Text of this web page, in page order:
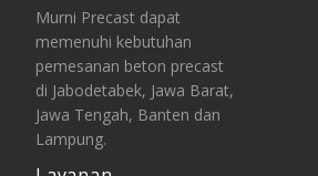
Murni Precast dapat
memenuhi kebutuhan
pemesanan beton precast
di Jabodetabek, Jawa Barat,
Jawa Tengah, Banten dan
Lampung.